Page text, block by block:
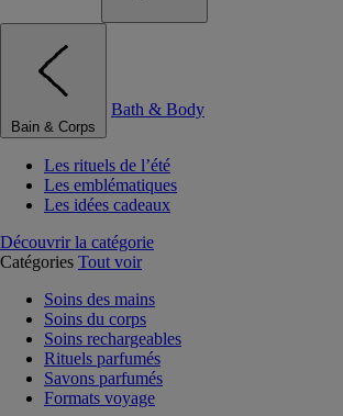
Bain & Corps
Bath & Body
Les rituels de l’été
Les emblématiques
Les idées cadeaux
Découvrir la catégorie
Catégories Tout voir
Soins des mains
Soins du corps
Soins rechargeables
Rituels parfumés
Savons parfumés
Formats voyage